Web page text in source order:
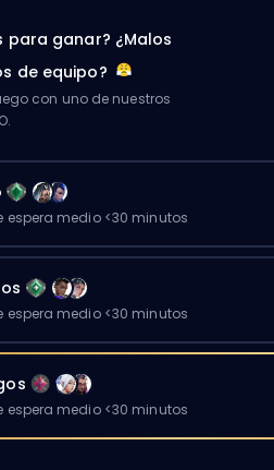
para ganar? ¿Malos
de equipo?
con uno de nuestros
espera medio <30 minutos
espera medio <30 minutos
espera medio <30 minutos